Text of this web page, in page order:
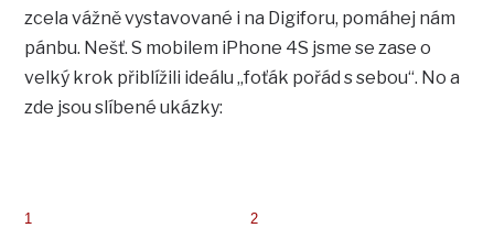
zcela vážně vystavované i na Digiforu, pomáhej nám
pánbu. Nešť. S mobilem iPhone 4S jsme se zase o
velký krok přiblížili ideálu „foťák pořád s sebou“. No a
zde jsou slíbené ukázky:
1 2